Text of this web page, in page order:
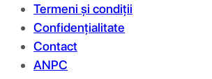
Termeni și condiții
Confidențialitate
Contact
ANPC